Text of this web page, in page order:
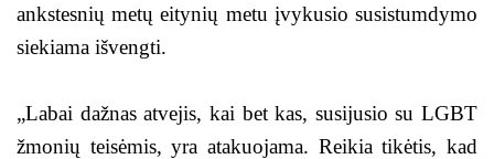
ankstesnių metų eitynių metu įvykusio susistumdymo
siekiama išvengti.
„Labai dažnas atvejis, kai bet kas, susijusio su LGBT
žmonių teisėmis, yra atakuojama. Reikia tikėtis, kad